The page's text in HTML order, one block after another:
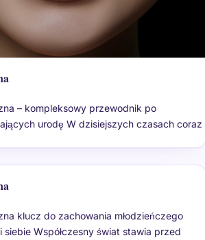
– kompleksowy przewodnik po
urodę W dzisiejszych czasach coraz
klucz do zachowania młodzieńczego
Współczesny świat stawia przed